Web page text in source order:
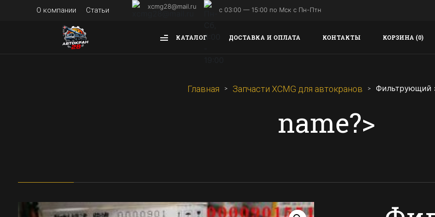
О компании Статьи xcmg28@mail.ru с 03:00 — 15:00 по Мск с Пн-Птн
КАТАЛОГ ДОСТАВКА И ОПЛАТА КОНТАКТЫ КОРЗИНА (0)
Главная Запчасти XCMG для автокранов Фильтрующий
name?>